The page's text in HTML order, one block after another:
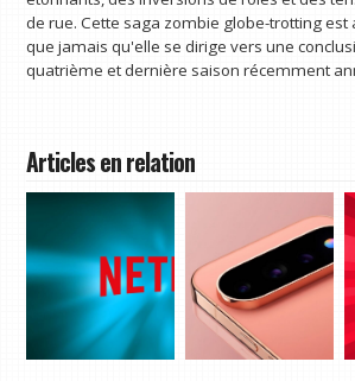
de rue. Cette saga zombie globe-trotting est
que jamais qu'elle se dirige vers une
quatrième et dernière saison récemment
Articles en relation